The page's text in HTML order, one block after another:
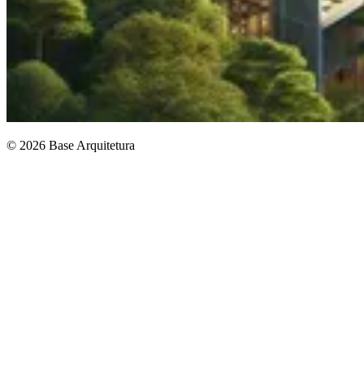
© 2026 Base Arquitetura